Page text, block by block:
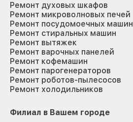
Ремонт духовых шкафов
Ремонт микроволновых печей
Ремонт посудомоечных машин
Ремонт стиральных машин
Ремонт вытяжек
Ремонт варочных панелей
Ремонт кофемашин
Ремонт парогенераторов
Ремонт роботов-пылесосов
Ремонт холодильников
Филиал в Вашем городе